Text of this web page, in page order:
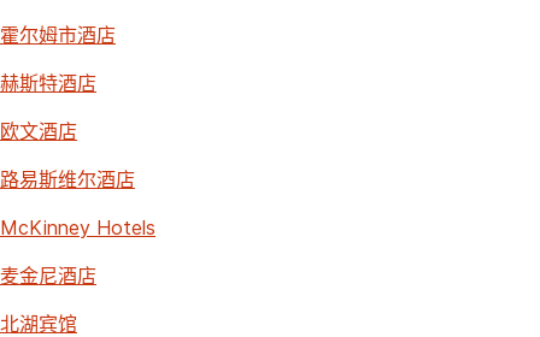
霍尔姆市酒店
赫斯特酒店
欧文酒店
路易斯维尔酒店
McKinney Hotels
麦金尼酒店
北湖宾馆